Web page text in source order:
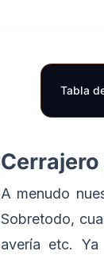
Tabla
A menudo
Sobretodo,
avería etc.